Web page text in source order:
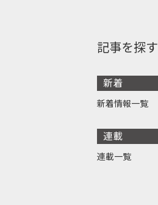
記事を探す
新着
新着情報一覧
連載
連載一覧